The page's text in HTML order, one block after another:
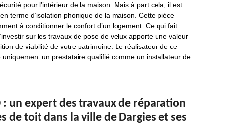
pour l’intérieur de la maison. Mais à part cela, il est
terme d’isolation phonique de la maison. Cette pièce
à conditionner le confort d’un logement. Ce qui fait
sur les travaux de pose de velux apporte une valeur
de viabilité de votre patrimoine. Le réalisateur de ce
uniquement un prestataire qualifié comme un installateur de
: un expert des travaux de réparation
de toit dans la ville de Dargies et ses